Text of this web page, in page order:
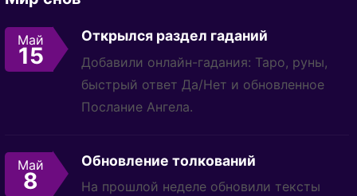
Май
15
Открылся раздел гаданий
Добавили онлайн-гадания: Таро, руны,
быстрый ответ Да/Нет и обновленное
Послание Ангела.
Май
8
Обновление толкований
На прошлой неделе обновили тексты